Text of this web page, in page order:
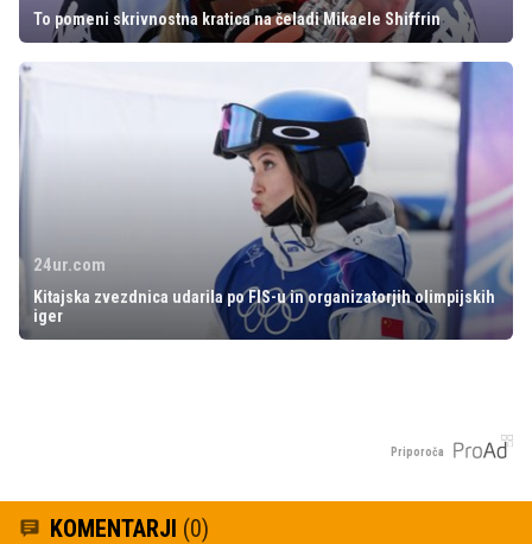
To pomeni skrivnostna kratica na čeladi Mikaele Shiffrin
24ur.com
Kitajska zvezdnica udarila po FIS-u in organizatorjih olimpijskih
iger
Priporoča
KOMENTARJI (0)